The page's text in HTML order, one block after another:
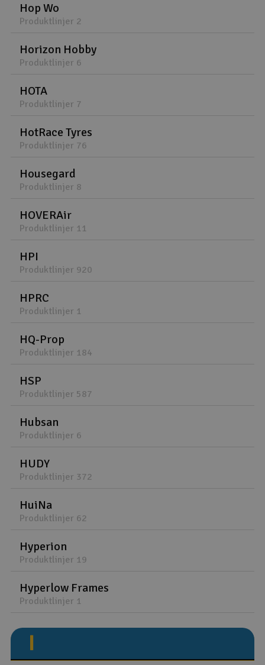
Hop Wo
Produktlinjer 2
Horizon Hobby
Produktlinjer 6
HOTA
Produktlinjer 7
HotRace Tyres
Produktlinjer 76
Housegard
Produktlinjer 8
HOVERAir
Produktlinjer 11
HPI
Produktlinjer 920
HPRC
Produktlinjer 1
HQ-Prop
Produktlinjer 184
HSP
Produktlinjer 587
Hubsan
Produktlinjer 6
HUDY
Produktlinjer 372
HuiNa
Produktlinjer 62
Hyperion
Produktlinjer 19
Hyperlow Frames
Produktlinjer 1
I